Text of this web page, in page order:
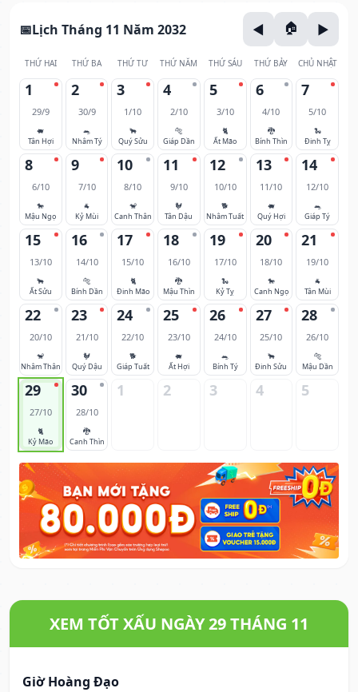
Lịch Tháng 11 Năm 2032
THỨ HAI THỨ BA THỨ TƯ THỨ NĂM THỨ SÁU THỨ BẢY CHỦ NHẬT
1
29/9
🐖
Tân Hợi
2
30/9
🐀
Nhâm Tý
3
1/10
🐂
Quý Sửu
4
2/10
🐅
Giáp Dần
5
3/10
🐈
Ất Mão
6
4/10
🐉
Bính Thìn
7
5/10
🐍
Đinh Tỵ
8
6/10
🐎
Mậu Ngọ
9
7/10
🐐
Kỷ Mùi
10
8/10
🐒
Canh Thân
11
9/10
🐓
Tân Dậu
12
10/10
🐕
Nhâm Tuất
13
11/10
🐖
Quý Hợi
14
12/10
🐀
Giáp Tý
15
13/10
🐂
Ất Sửu
16
14/10
🐅
Bính Dần
17
15/10
🐈
Đinh Mão
18
16/10
🐉
Mậu Thìn
19
17/10
🐍
Kỷ Tỵ
20
18/10
🐎
Canh Ngọ
21
19/10
🐐
Tân Mùi
22
20/10
🐒
Nhâm Thân
23
21/10
🐓
Quý Dậu
24
22/10
🐕
Giáp Tuất
25
23/10
🐖
Ất Hợi
26
24/10
🐀
Bính Tý
27
25/10
🐂
Đinh Sửu
28
26/10
🐅
Mậu Dần
29
27/10
🐈
Kỷ Mão
30
28/10
🐉
Canh Thìn
1 2 3 4 5
XEM TỐT XẤU NGÀY 29 THÁNG 11
Giờ Hoàng Đạo